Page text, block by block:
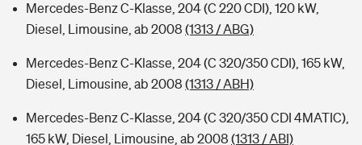
Mercedes-Benz C-Klasse, 204 (C 220 CDI), 120 kW,
Diesel, Limousine, ab 2008 (1313 / ABG)
Mercedes-Benz C-Klasse, 204 (C 320/350 CDI), 165 kW,
Diesel, Limousine, ab 2008 (1313 / ABH)
Mercedes-Benz C-Klasse, 204 (C 320/350 CDI 4MATIC),
165 kW, Diesel, Limousine, ab 2008 (1313 / ABI)